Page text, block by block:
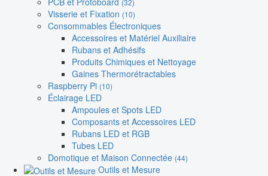
Visserie et Fixation (10)
Consommables Électroniques
Accessoires et Matériel Auxiliaire
Rubans et Adhésifs
Produits Chimiques et Nettoyage
Gaines Thermorétractables
Raspberry Pi (10)
Éclairage LED
Ampoules et Spots LED
Composants et Accessoires LED
Rubans LED et RGB
Tubes LED
Domotique et Maison Connectée (44)
Outils et Mesure